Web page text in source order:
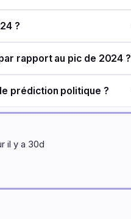
?
rapport au pic de 2024 ?
prédiction politique ?
il y a 30d